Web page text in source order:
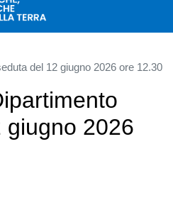
del 12 giugno 2026 ore 12.30
giugno 2026